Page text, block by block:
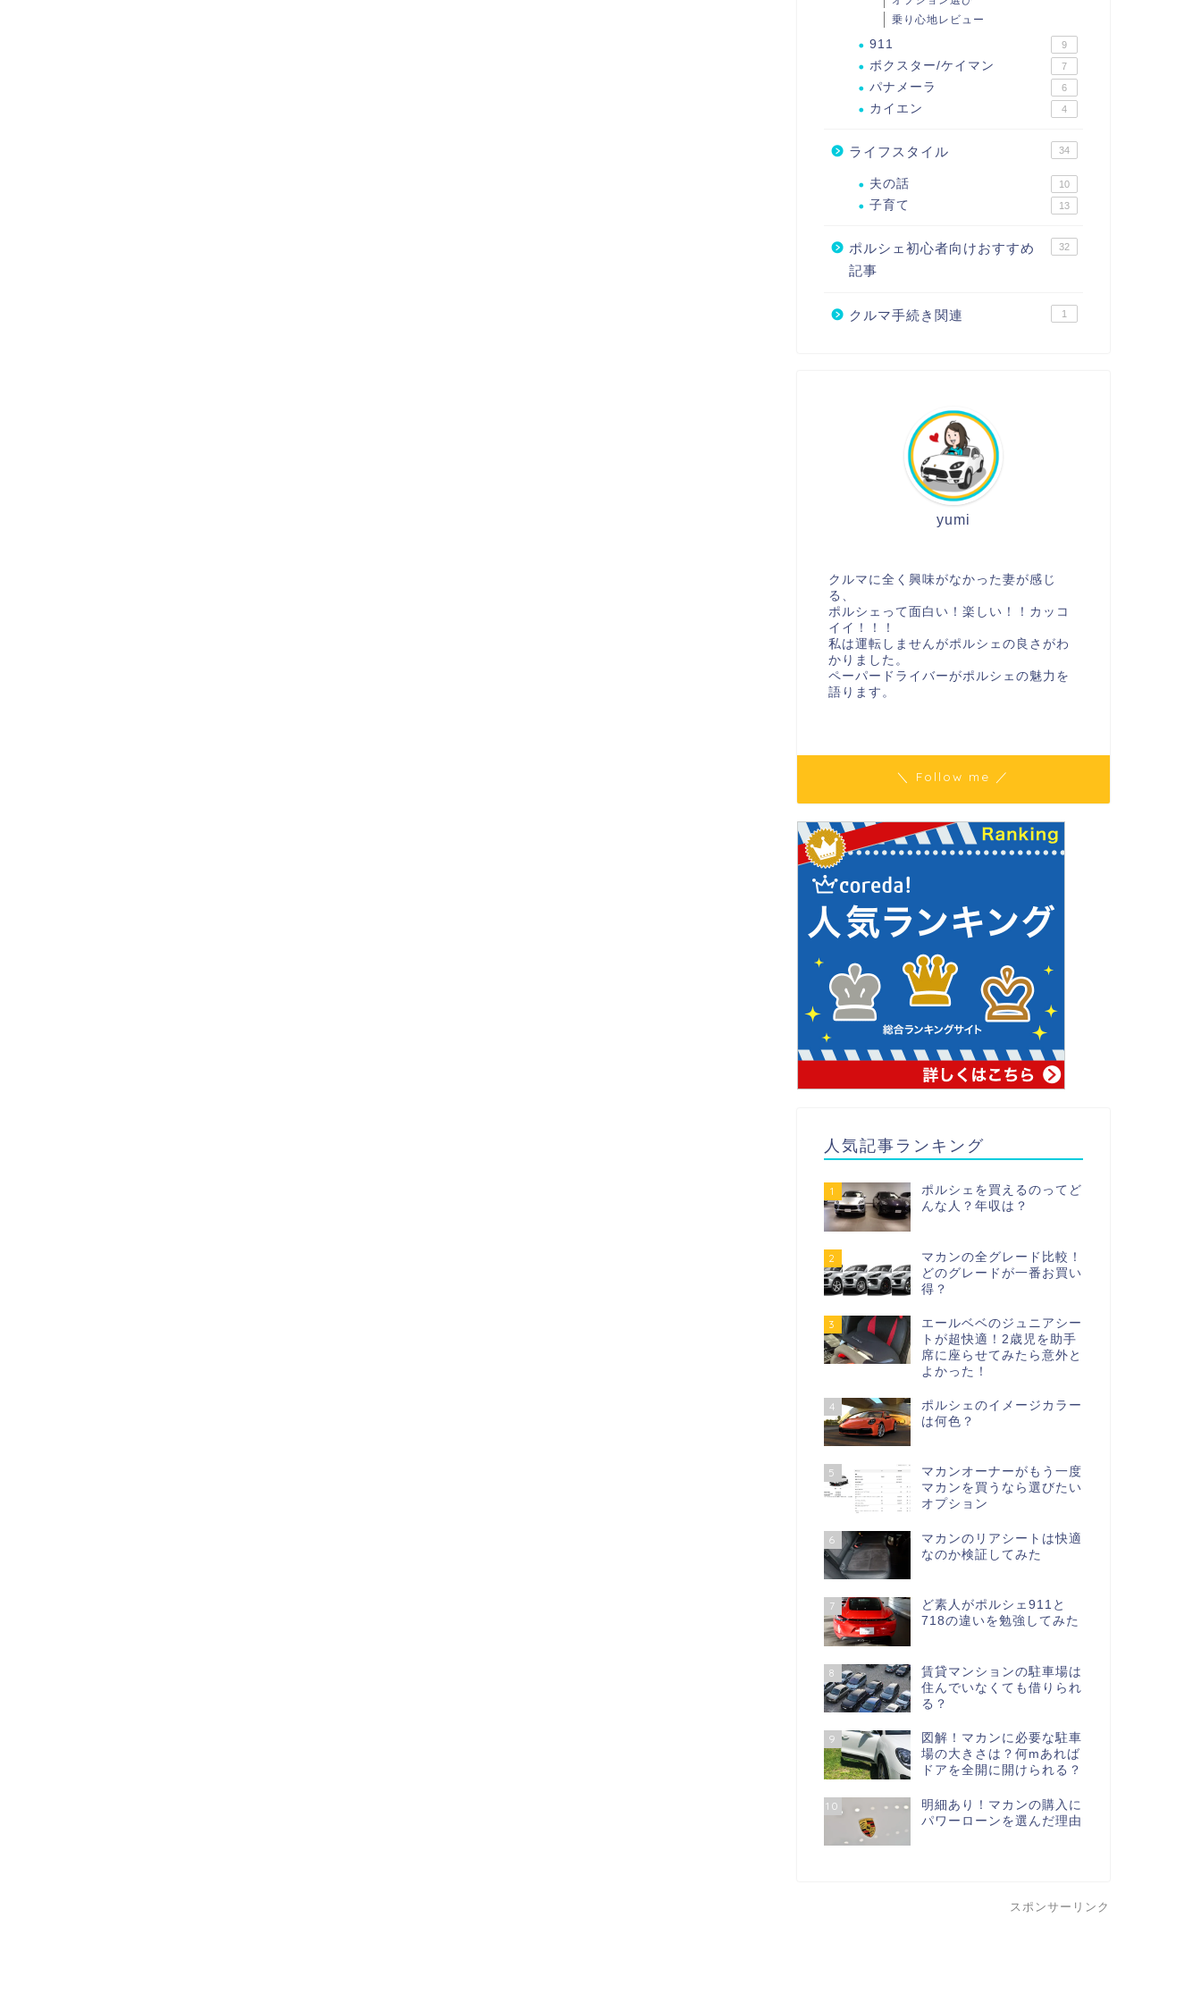
乗り心地レビュー
911 9
ボクスター/ケイマン 7
パナメーラ 6
カイエン 4
ライフスタイル 34
夫の話 10
子育て 13
ポルシェ初心者向けおすすめ
記事
32
クルマ手続き関連 1
yumi
クルマに全く興味がなかった妻が感じ
る、
ポルシェって面白い！楽しい！！カッコ
イイ！！！
私は運転しませんがポルシェの良さがわ
かりました。
ペーパードライバーがポルシェの魅力を
語ります。
＼ Follow me ／
人気記事ランキング
1
ポルシェを買えるのってど
んな人？年収は？
2
マカンの全グレード比較！
どのグレードが一番お買い
得？
3
エールベベのジュニアシー
トが超快適！2歳児を助手
席に座らせてみたら意外と
よかった！
4
ポルシェのイメージカラー
は何色？
5
マカンオーナーがもう一度
マカンを買うなら選びたい
オプション
6
マカンのリアシートは快適
なのか検証してみた
7
ど素人がポルシェ911と
718の違いを勉強してみた
8
賃貸マンションの駐車場は
住んでいなくても借りられ
る？
9
図解！マカンに必要な駐車
場の大きさは？何mあれば
ドアを全開に開けられる？
10
明細あり！マカンの購入に
パワーローンを選んだ理由
スポンサーリンク